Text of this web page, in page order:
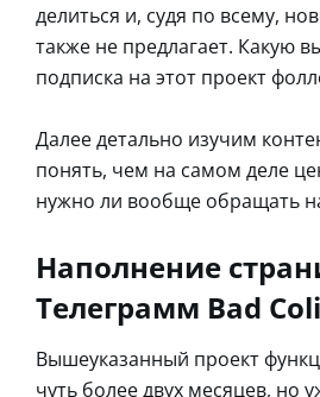
делиться и, судя по всему,
также не предлагает. Какую
подписка на этот проект
Далее детально изучим
понять, чем на самом деле
нужно ли вообще обращать
Наполнение
Телеграмм Bad
Вышеуказанный проект
чуть более двух месяцев, но